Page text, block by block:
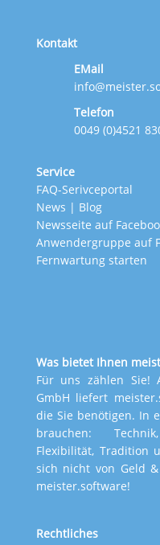
Kontakt
EMail
Telefon
0049 (0)4521
Service
FAQ-Serivceportal
News | Blog
Newsseite auf
Anwendergruppe auf
Fernwartung starten
Was bietet Ihnen
Für uns zählen Sie!
GmbH liefert
die Sie benötigen. In
brauchen:
Flexibilität, Tradition
sich nicht von Geld
meister.software!
Rechtliches